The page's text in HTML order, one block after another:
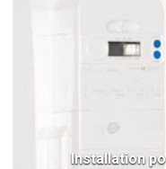
Installation